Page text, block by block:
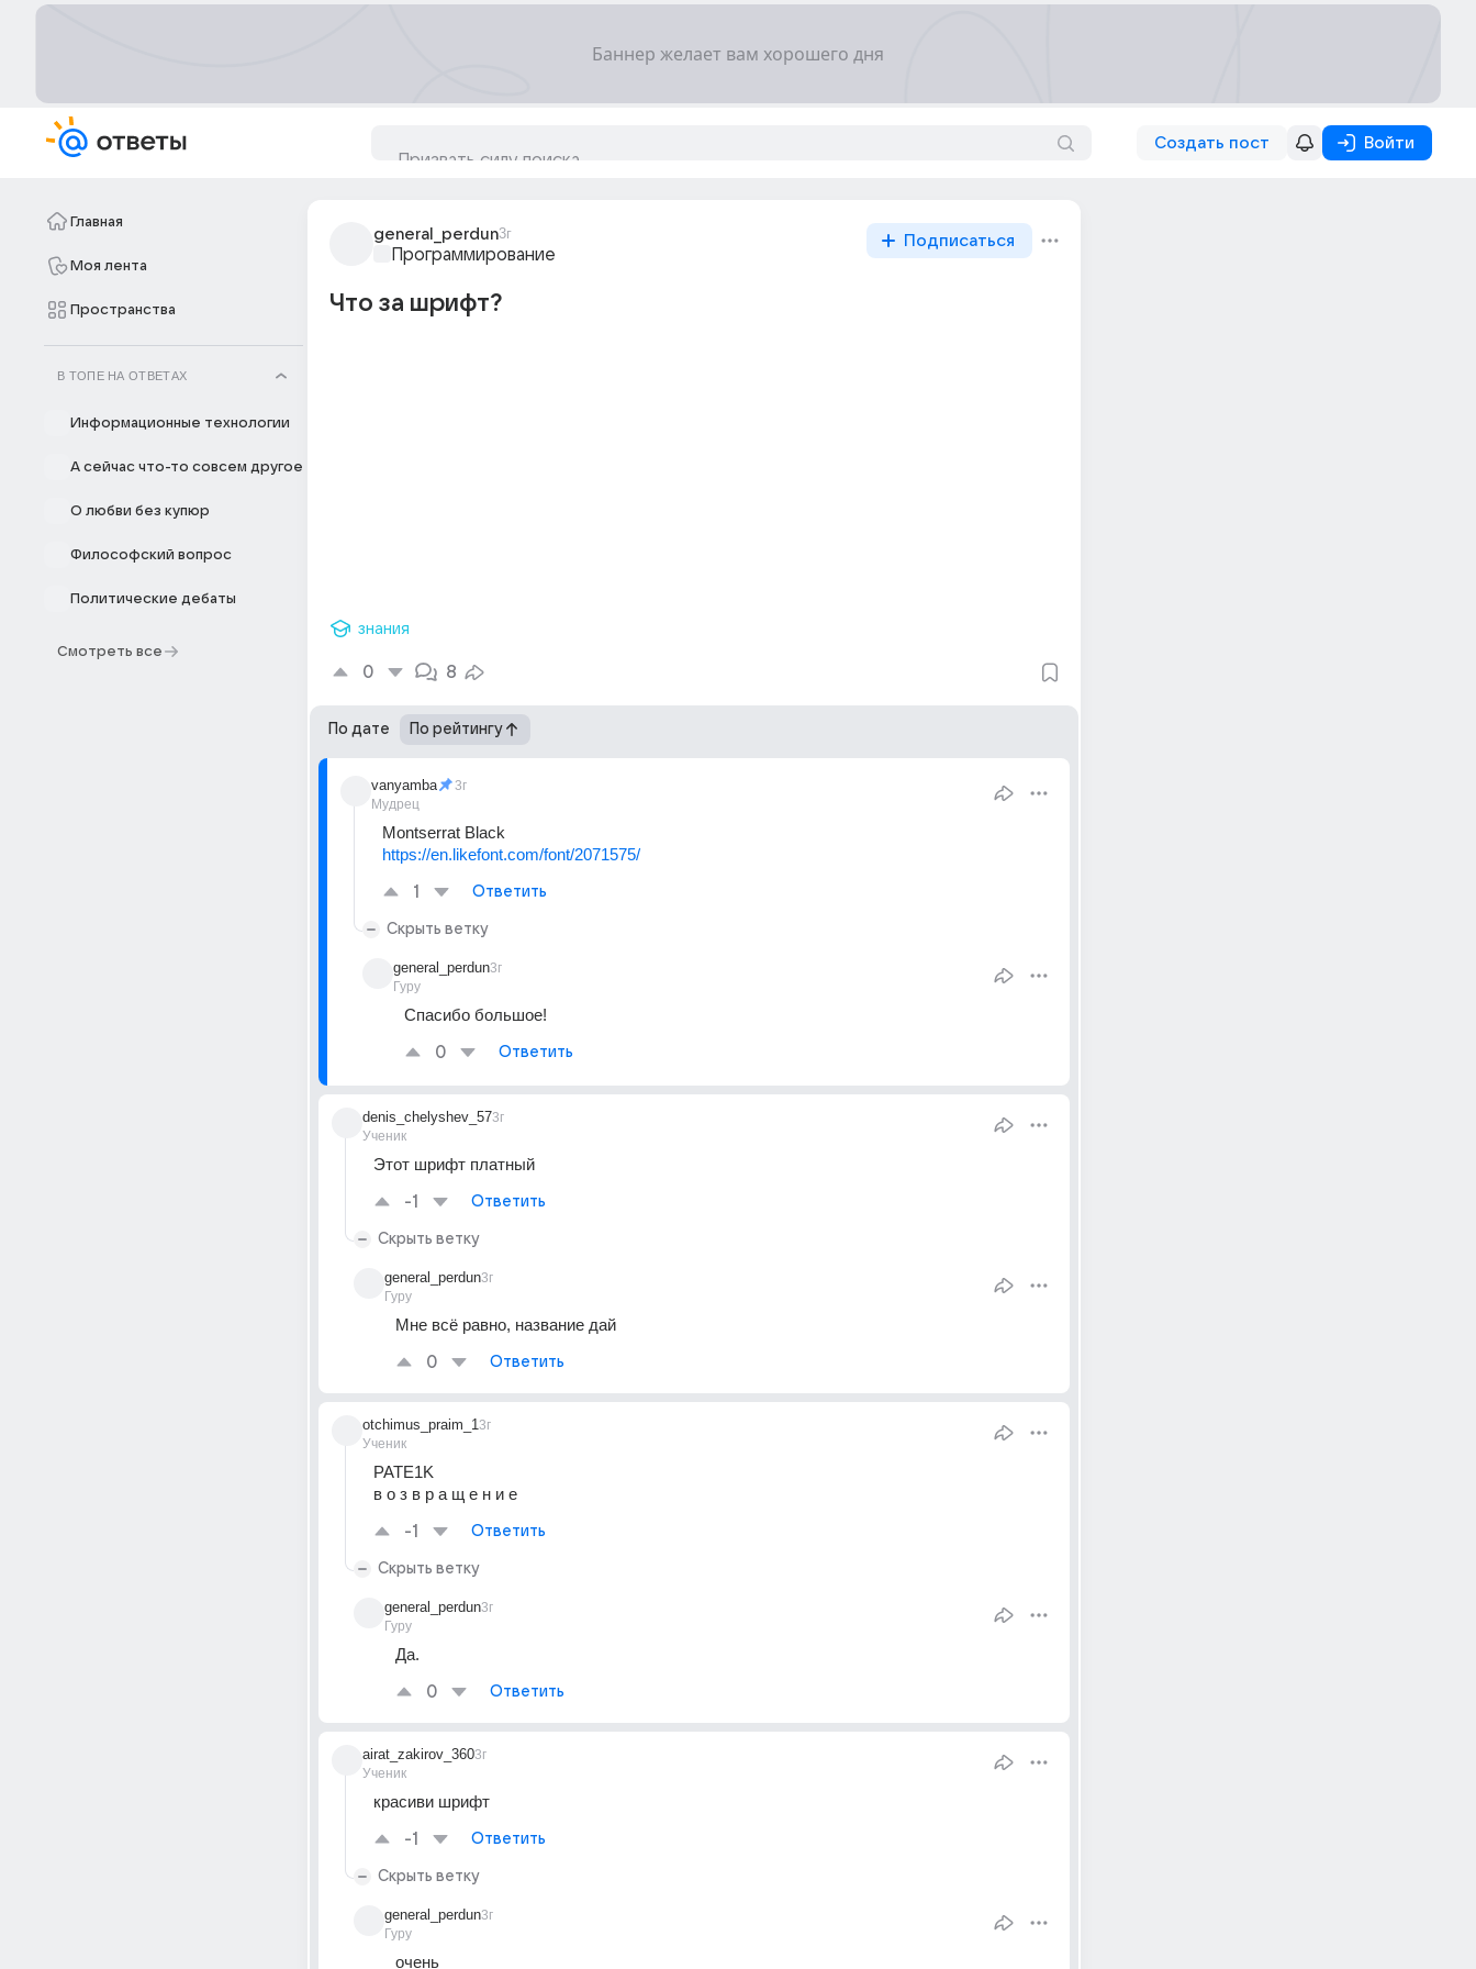
Создать пост Войти
Главная
Моя лента
Пространства
В ТОПЕ НА ОТВЕТАХ
Информационные технологии
А сейчас что-то совсем другое
О любви без купюр
Философский вопрос
Политические дебаты
Смотреть все
general_perdun3г
Программирование
Подписаться
Что за шрифт?
знания
0 8
По дате По рейтингу
vanyamba
Мудрец
3г
Montserrat Black
https://en.likefont.com/font/2071575/
1 Ответить
Скрыть ветку
general_perdun
Гуру
3г
Спасибо большое!
0 Ответить
denis_chelyshev_57
Ученик
3г
Этот шрифт платный
-1 Ответить
Скрыть ветку
general_perdun
Гуру
3г
Мне всё равно, название дай
0 Ответить
otchimus_praim_1
Ученик
3г
PATE1K
в о з в р а щ е н и е
-1 Ответить
Скрыть ветку
general_perdun
Гуру
3г
Да.
0 Ответить
airat_zakirov_360
Ученик
3г
красиви шрифт
-1 Ответить
Скрыть ветку
general_perdun
Гуру
3г
очень